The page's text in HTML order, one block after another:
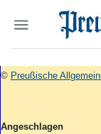
Suchen
© Preußische
Angeschlagen